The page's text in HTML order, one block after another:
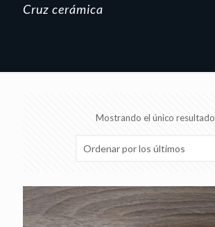
Cruz cerámica
Mostrando el único resultado